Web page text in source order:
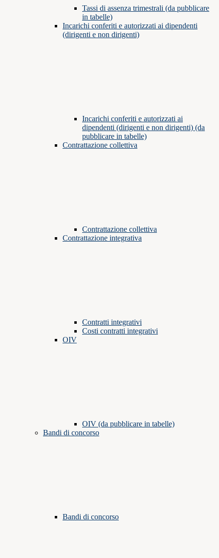
Tassi di assenza trimestrali (da pubblicare
in tabelle)
Incarichi conferiti e autorizzati ai dipendenti
(dirigenti e non dirigenti)
Incarichi conferiti e autorizzati ai
dipendenti (dirigenti e non dirigenti) (da
pubblicare in tabelle)
Contrattazione collettiva
Contrattazione collettiva
Contrattazione integrativa
Contratti integrativi
Costi contratti integrativi
OIV
OIV (da pubblicare in tabelle)
Bandi di concorso
Bandi di concorso